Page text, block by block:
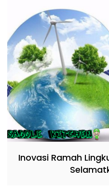
Inovasi Ramah